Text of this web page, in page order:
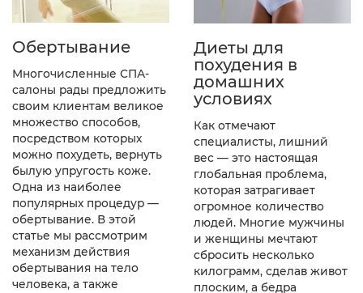
Обертывание
Многочисленные СПА-
салоны рады предложить
своим клиентам великое
множество способов,
посредством которых
можно похудеть, вернуть
былую упругость коже.
Одна из наиболее
популярных процедур —
обертывание. В этой
статье мы рассмотрим
механизм действия
обертывания на тело
человека, а также
Диеты для
похудения в
домашних
условиях
Как отмечают
специалисты, лишний
вес — это настоящая
глобальная проблема,
которая затрагивает
огромное количество
людей. Многие мужчины
и женщины мечтают
сбросить несколько
килограмм, сделав живот
плоским, а бедра